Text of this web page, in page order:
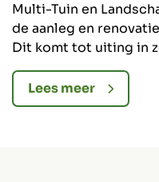
Multi-Tuin en
de aanleg en
Dit komt tot uiting in
meerjarige grote
Lees meer